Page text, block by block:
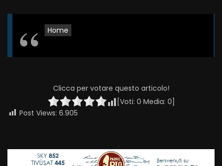
Home
Clicca per votare questo articolo!
[Voti: 0 Media: 0]
Post Views: 6.905